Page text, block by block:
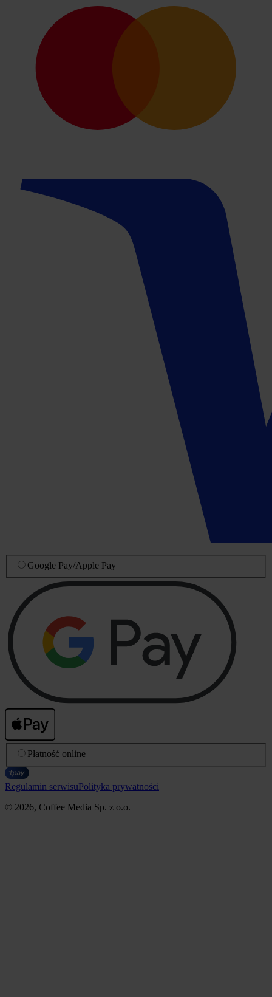
Google Pay/Apple Pay
Płatność online
Regulamin serwisuPolityka prywatności
© 2026, Coffee Media Sp. z o.o.